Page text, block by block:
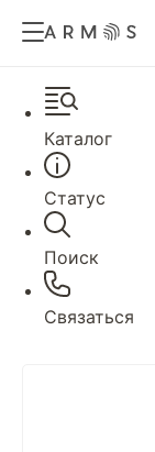
Каталог
Статус
Поиск
Связаться